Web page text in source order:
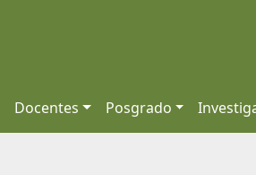
Docentes Posgrado